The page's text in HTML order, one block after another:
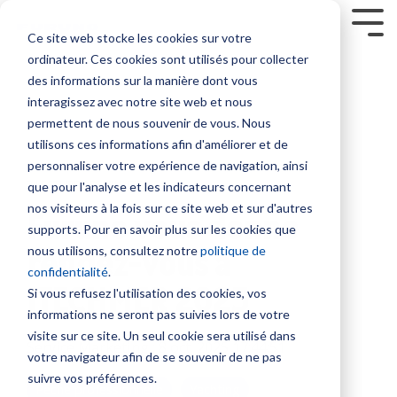
Ce site web stocke les cookies sur votre
ordinateur. Ces cookies sont utilisés pour collecter
des informations sur la manière dont vous
interagissez avec notre site web et nous
permettent de nous souvenir de vous. Nous
utilisons ces informations afin d'améliorer et de
personnaliser votre expérience de navigation, ainsi
que pour l'analyse et les indicateurs concernant
nos visiteurs à la fois sur ce site web et sur d'autres
supports. Pour en savoir plus sur les cookies que
nous utilisons, consultez notrepolitique de
confidentialité.
Si vous refusez l'utilisation des cookies, vos
informations ne seront pas suivies lors de votre
visite sur ce site. Un seul cookie sera utilisé dans
votre navigateur afin de se souvenir de ne pas
suivre vos préférences.
main
content.
Sondeurs et Sonars
Sondeurs
Modules
NavNet
et
TIMEZERO
Sonars
pour
la
pêche
Combinés multifonction
NavNet
TZtouch
GP1971F
et
GP1871F
Accessoires
NavNet
Positionnement et Cartographie
GPS
Communication et
Radio
VHF
Antennes
VHF
Radio
BLU
Système
Iridium
Système
Service sur mesure
Contrat de maintenance SBM
Interventions à bord
Support et Suivi à distance
Class surveys
Atelier et Etudes R & D
Formation sur
mesure
NavSkills Online
Centre de formation
Formation ECDIS CBT
Programme Furuno
Sur nous
Société
Emploi
Partenaires
Contenus
Nouveautés
Furuno Academy
Monde Furuno
Furuno France
- Décembre
SUPPORT
Nous contacter
Tarifs et Catalogues
Trouver un revendeur
Enregistrer un produit
Programmation de balise
2 LECTURE DES MINUTES
Furuno vous donne
rendez-vous à
ITECHMER 2025
Pêche professionnelle